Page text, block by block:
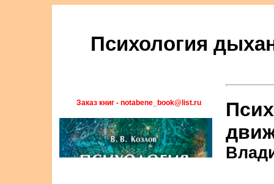
Психология
Заказ книг - notabene_book@list.ru